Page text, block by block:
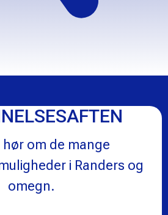
hør om de mange
i Randers og
omegn.